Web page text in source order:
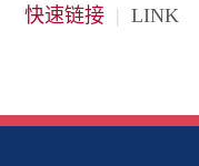
快速链接 | LINK